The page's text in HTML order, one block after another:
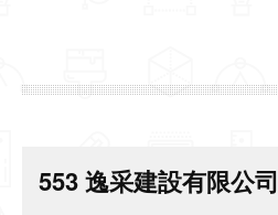
553 逸采建設有限公司